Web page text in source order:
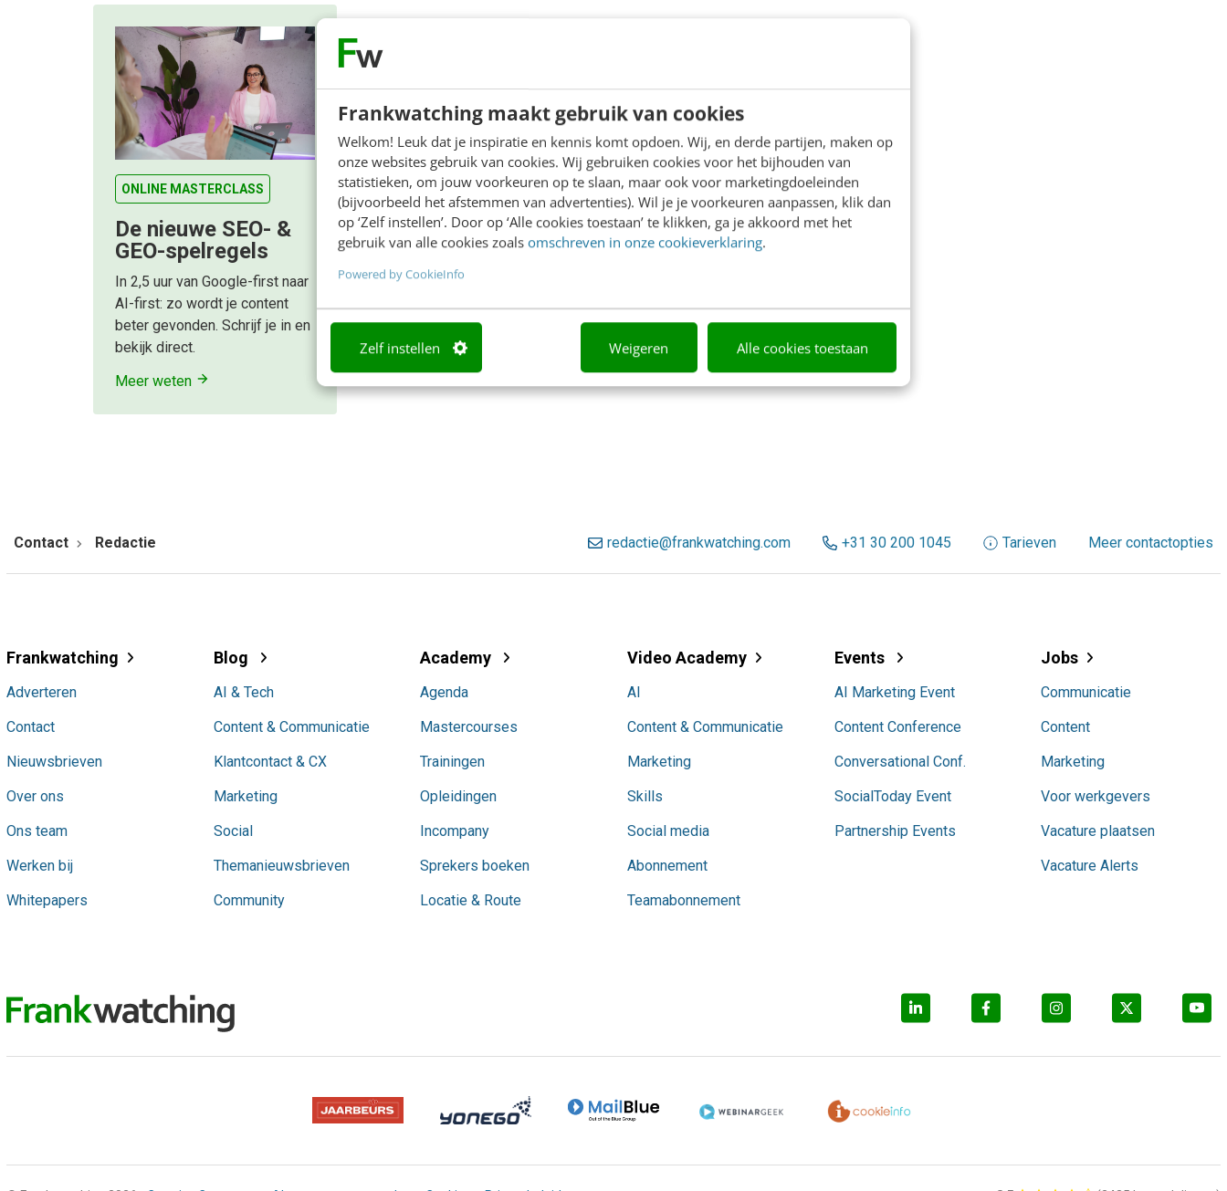
Frankwatching maakt gebruik van cookies
Welkom! Leuk dat je inspiratie en kennis komt opdoen. Wij, en derde partijen, maken op
onze websites gebruik van cookies. Wij gebruiken cookies voor het bijhouden van
statistieken, om jouw voorkeuren op te slaan, maar ook voor marketingdoeleinden
(bijvoorbeeld het afstemmen van advertenties). Wil je je voorkeuren aanpassen, klik dan
op ‘Zelf instellen’. Door op ‘Alle cookies toestaan’ te klikken, ga je akkoord met het
gebruik van alle cookies zoals omschreven in onze cookieverklaring.
Powered by CookieInfo
Zelf instellen Weigeren Alle cookies toestaan
ONLINE MASTERCLASS
De nieuwe SEO- &
GEO-spelregels
In 2,5 uur van Google-first naar
AI-first: zo wordt je content
beter gevonden. Schrijf je in en
bekijk direct.
Meer weten
Contact Redactie redactie@frankwatching.com +31 30 200 1045 Tarieven Meer contactopties
Frankwatching
Adverteren
Contact
Nieuwsbrieven
Over ons
Ons team
Werken bij
Whitepapers
Blog
AI & Tech
Content & Communicatie
Klantcontact & CX
Marketing
Social
Themanieuwsbrieven
Community
Academy
Agenda
Mastercourses
Trainingen
Opleidingen
Incompany
Sprekers boeken
Locatie & Route
Video Academy
AI
Content & Communicatie
Marketing
Skills
Social media
Abonnement
Teamabonnement
Events
AI Marketing Event
Content Conference
Conversational Conf.
SocialToday Event
Partnership Events
Jobs
Communicatie
Content
Marketing
Voor werkgevers
Vacature plaatsen
Vacature Alerts